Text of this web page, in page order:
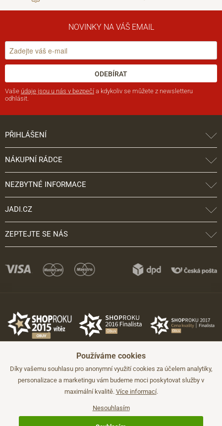
NOVINKY NA VÁŠ EMAIL
ODEBÍRAT
Vaše údaje jsou u nás v bezpečí a kdykoliv se můžete z newsletteru
odhlásit.
PŘIHLÁŠENÍ
NÁKUPNÍ RÁDCE
NEZBYTNÉ INFORMACE
JADI.CZ
ZEPTEJTE SE NÁS
©2026 JADI.cz. Užití materiálů bez souhlasu není možné.
Používáme cookies
Díky vašemu souhlasu pro anonymní využití cookies za účelem analytiky,
personalizace a marketingu vám budeme moci poskytovat služby v
maximální kvalitě. Více informací.
Nesouhlasím